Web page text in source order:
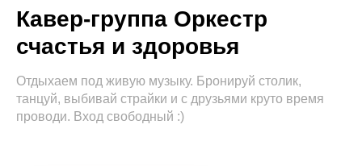
Кавер-группа Оркестр
счастья и здоровья
Отдыхаем под живую музыку. Бронируй столик,
танцуй, выбивай страйки и с друзьями круто время
проводи. Вход свободный :)